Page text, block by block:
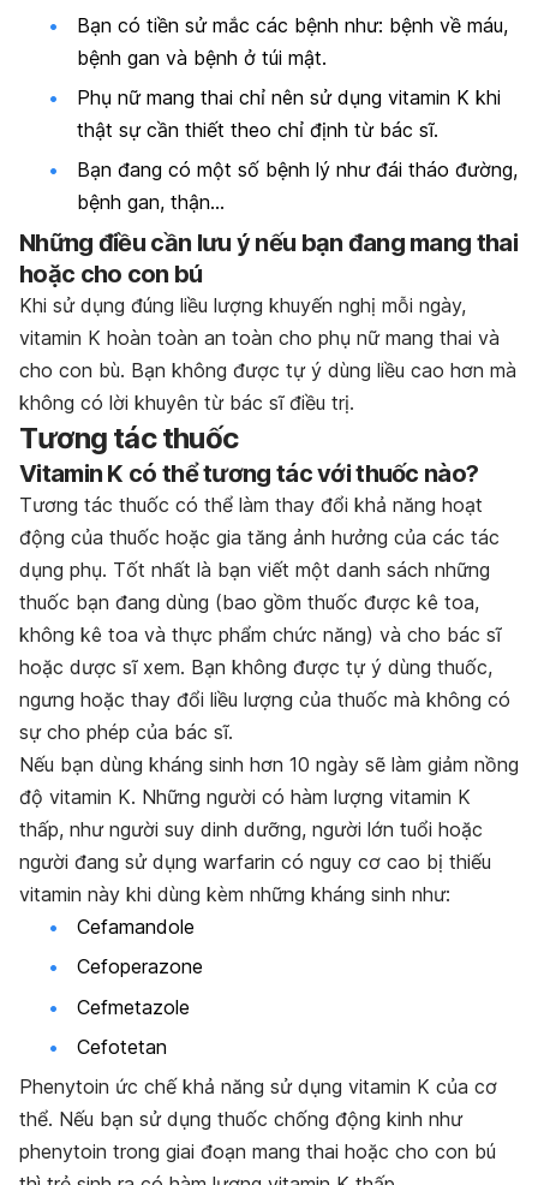
Bạn có tiền sử mắc các bệnh như: bệnh về máu,
bệnh gan và bệnh ở túi mật.
Phụ nữ mang thai chỉ nên sử dụng vitamin K khi
thật sự cần thiết theo chỉ định từ bác sĩ.
Bạn đang có một số bệnh lý như đái tháo đường,
bệnh gan, thận…
Những điều cần lưu ý nếu bạn đang mang thai
hoặc cho con bú
Khi sử dụng đúng liều lượng khuyến nghị mỗi ngày,
vitamin K hoàn toàn an toàn cho phụ nữ mang thai và
cho con bù. Bạn không được tự ý dùng liều cao hơn mà
không có lời khuyên từ bác sĩ điều trị.
Tương tác thuốc
Vitamin K có thể tương tác với thuốc nào?
Tương tác thuốc có thể làm thay đổi khả năng hoạt
động của thuốc hoặc gia tăng ảnh hưởng của các tác
dụng phụ. Tốt nhất là bạn viết một danh sách những
thuốc bạn đang dùng (bao gồm thuốc được kê toa,
không kê toa và thực phẩm chức năng) và cho bác sĩ
hoặc dược sĩ xem. Bạn không được tự ý dùng thuốc,
ngưng hoặc thay đổi liều lượng của thuốc mà không có
sự cho phép của bác sĩ.
Nếu bạn dùng kháng sinh hơn 10 ngày sẽ làm giảm nồng
độ vitamin K. Những người có hàm lượng vitamin K
thấp, như người suy dinh dưỡng, người lớn tuổi hoặc
người đang sử dụng warfarin có nguy cơ cao bị thiếu
vitamin này khi dùng kèm những kháng sinh như:
Cefamandole
Cefoperazone
Cefmetazole
Cefotetan
Phenytoin ức chế khả năng sử dụng vitamin K của cơ
thể. Nếu bạn sử dụng thuốc chống động kinh như
phenytoin trong giai đoạn mang thai hoặc cho con bú